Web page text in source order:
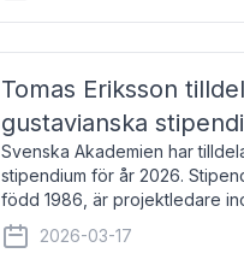
Tomas Eriksson
gustavianska
Svenska Akademien har
stipendium för år 2026.
född 1986, är projektledare
utkom i fjol med boken
2026-03-17